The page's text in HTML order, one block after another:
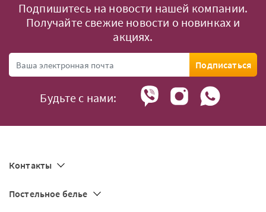
Подпишитесь на новости нашей компании.
Получайте свежие новости о новинках и
акциях.
Подписаться
Будьте с нами:
Контакты
Постельное белье